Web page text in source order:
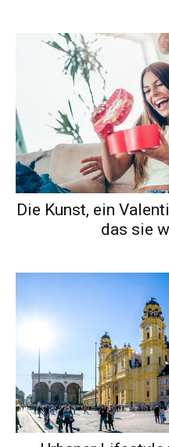
Die Kunst, ein
das sie